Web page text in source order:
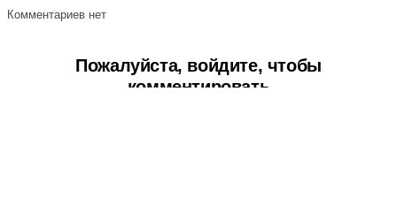
Комментариев нет
Пожалуйста, войдите, чтобы
комментировать